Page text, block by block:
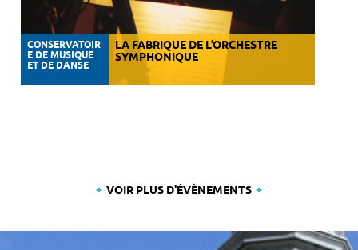
CONSERVATOIR
E DE MUSIQUE
ET DE DANSE
LA FABRIQUE DE L’ORCHESTRE
SYMPHONIQUE
VOIR PLUS D'ÉVÈNEMENTS